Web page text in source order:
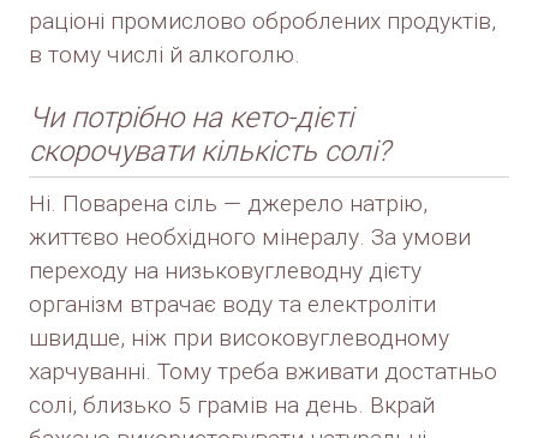
раціоні промислово оброблених продуктів,
в тому числі й алкоголю.
Чи потрібно на кето-дієті
скорочувати кількість солі?
Ні. Поварена сіль — джерело натрію,
життєво необхідного мінералу. За умови
переходу на низьковуглеводну дієту
організм втрачає воду та електроліти
швидше, ніж при високовуглеводному
харчуванні. Тому треба вживати достатньо
солі, близько 5 грамів на день. Вкрай